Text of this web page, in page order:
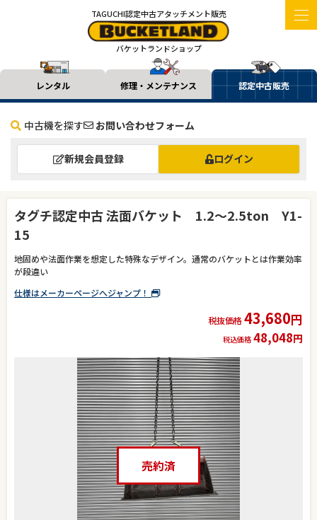
TAGUCHI認定中古アタッチメント販売
バケットランドショップ
レンタル 修理・メンテナンス 認定中古販売
中古機を探す お問い合わせフォーム
新規会員登録 ログイン
タグチ認定中古 法面バケット 1.2～2.5ton Y1-
15
地固めや法面作業を想定した特殊なデザイン。通常のバケットとは作業効率
が段違い
仕様はメーカーページへジャンプ！
税抜価格43,680円
税込価格 48,048円
売約済